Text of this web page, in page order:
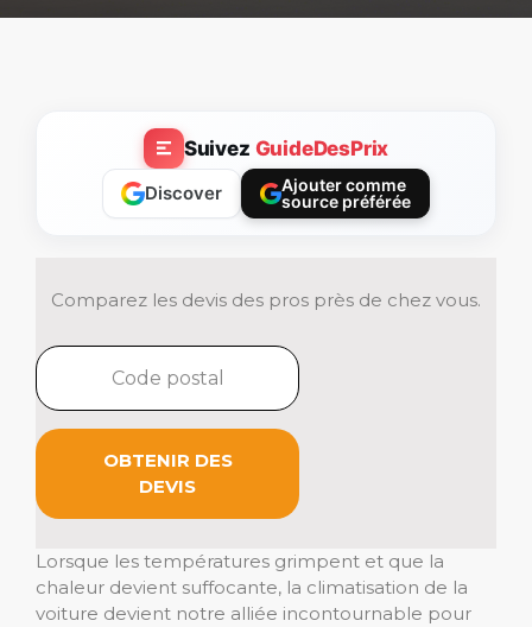
Suivez GuideDesPrix
Discover
Ajouter comme
source préférée
Comparez les devis des pros près de chez vous.
OBTENIR DES
DEVIS
Lorsque les températures grimpent et que la
chaleur devient suffocante, la climatisation de la
voiture devient notre alliée incontournable pour